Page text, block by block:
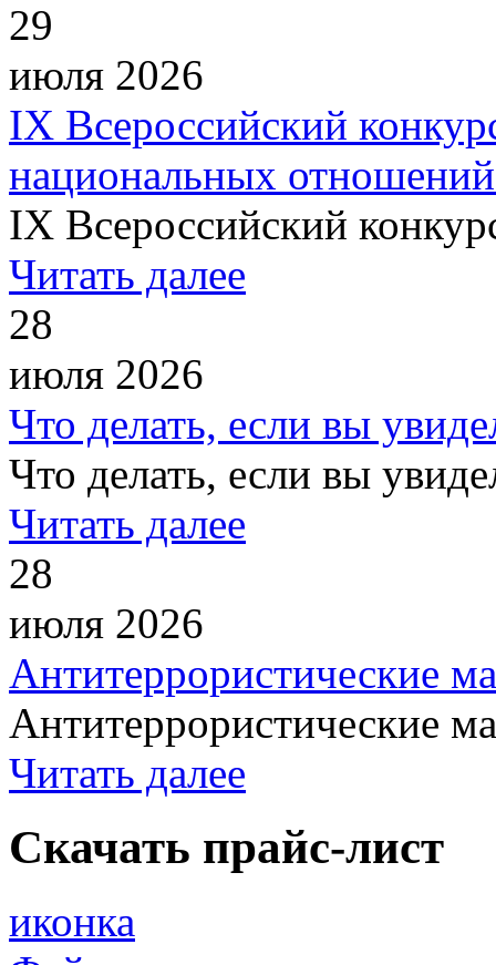
29
июля 2026
IХ Всероссийский
национальных
IХ Всероссийский
Читать далее
28
июля 2026
Что делать, если вы
Что делать, если вы
Читать далее
28
июля 2026
Антитеррористические
Антитеррористические
Читать далее
Скачать прайс-лист
иконка